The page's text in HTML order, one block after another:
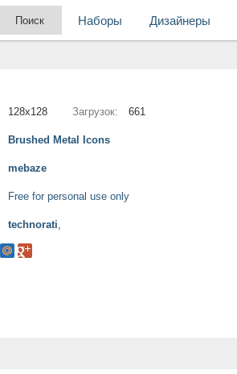
Наборы Дизайнеры
128x128 Загрузок: 661
Brushed Metal Icons
mebaze
Free for personal use only
technorati,